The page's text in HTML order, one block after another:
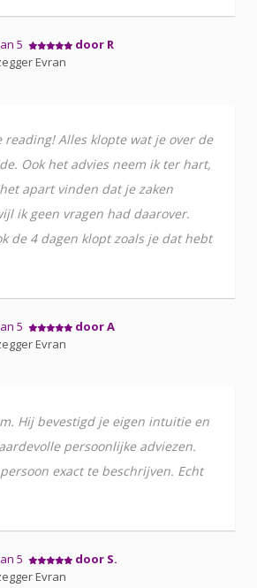
5
door R
Evran
reading! Alles klopte wat je over de
Ook het advies neem ik ter hart,
apart vinden dat je zaken
ik geen vragen had daarover.
de 4 dagen klopt zoals je dat hebt
5
door A
Evran
Hij bevestigd je eigen intuitie en
persoonlijke adviezen.
exact te beschrijven. Echt
5
door S.
Evran